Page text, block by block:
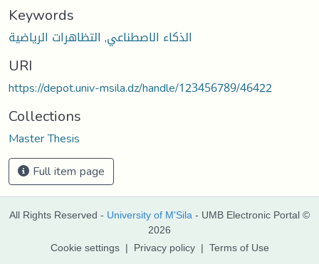
Keywords
الذكاء الاصطناعي, التظاهرات الرياضية
URI
https://depot.univ-msila.dz/handle/123456789/46422
Collections
Master Thesis
Full item page
All Rights Reserved - University of M'Sila - UMB Electronic Portal ©
2026
Cookie settings | Privacy policy | Terms of Use